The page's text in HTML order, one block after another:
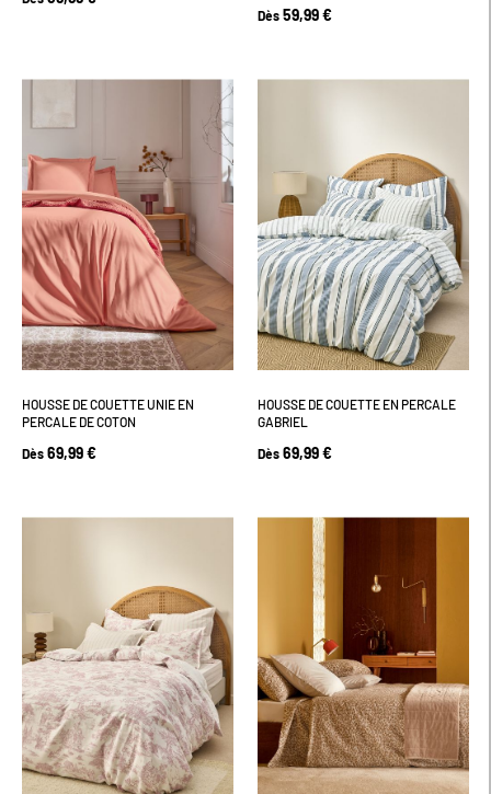
Dès 59,99 €
HOUSSE DE COUETTE UNIE EN
PERCALE DE COTON
Dès 69,99 €
HOUSSE DE COUETTE EN PERCALE
GABRIEL
Dès 69,99 €